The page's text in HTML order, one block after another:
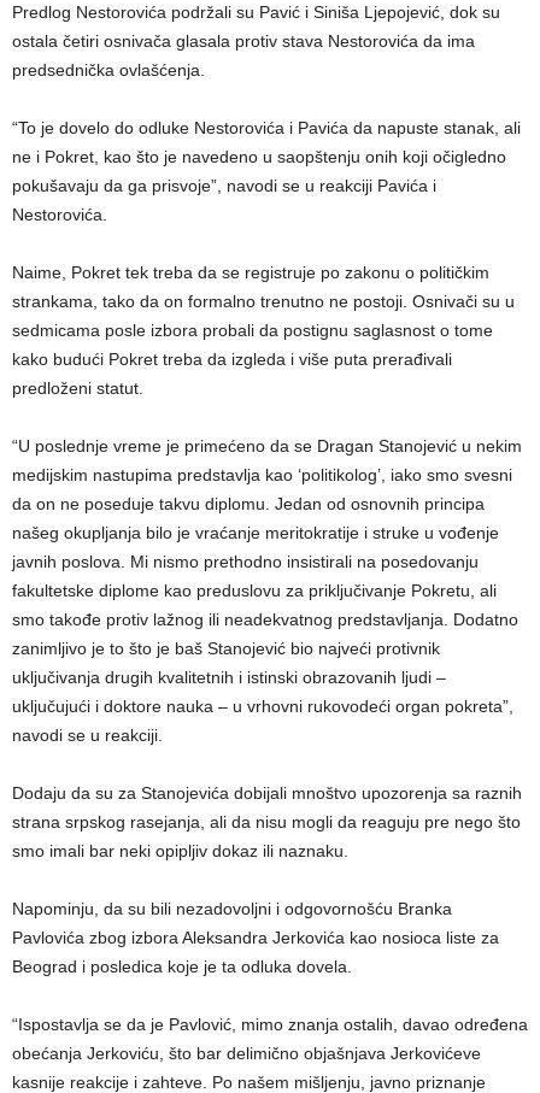
Predlog Nestorovića podržali su Pavić i Siniša Ljepojević, dok su
ostala četiri osnivača glasala protiv stava Nestorovića da ima
predsednička ovlašćenja.
“To je dovelo do odluke Nestorovića i Pavića da napuste stanak, ali
ne i Pokret, kao što je navedeno u saopštenju onih koji očigledno
pokušavaju da ga prisvoje”, navodi se u reakciji Pavića i
Nestorovića.
Naime, Pokret tek treba da se registruje po zakonu o političkim
strankama, tako da on formalno trenutno ne postoji. Osnivači su u
sedmicama posle izbora probali da postignu saglasnost o tome
kako budući Pokret treba da izgleda i više puta prerađivali
predloženi statut.
“U poslednje vreme je primećeno da se Dragan Stanojević u nekim
medijskim nastupima predstavlja kao ‘politikolog’, iako smo svesni
da on ne poseduje takvu diplomu. Jedan od osnovnih principa
našeg okupljanja bilo je vraćanje meritokratije i struke u vođenje
javnih poslova. Mi nismo prethodno insistirali na posedovanju
fakultetske diplome kao preduslovu za priključivanje Pokretu, ali
smo takođe protiv lažnog ili neadekvatnog predstavljanja. Dodatno
zanimljivo je to što je baš Stanojević bio najveći protivnik
uključivanja drugih kvalitetnih i istinski obrazovanih ljudi –
uključujući i doktore nauka – u vrhovni rukovodeći organ pokreta”,
navodi se u reakciji.
Dodaju da su za Stanojevića dobijali mnoštvo upozorenja sa raznih
strana srpskog rasejanja, ali da nisu mogli da reaguju pre nego što
smo imali bar neki opipljiv dokaz ili naznaku.
Napominju, da su bili nezadovoljni i odgovornošću Branka
Pavlovića zbog izbora Aleksandra Jerkovića kao nosioca liste za
Beograd i posledica koje je ta odluka dovela.
“Ispostavlja se da je Pavlović, mimo znanja ostalih, davao određena
obećanja Jerkoviću, što bar delimično objašnjava Jerkovićeve
kasnije reakcije i zahteve. Po našem mišljenju, javno priznanje